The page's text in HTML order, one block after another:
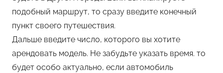
подобный маршрут, то сразу введите конечный
пункт своего путешествия.
Дальше введите число, которого вы хотите
арендовать модель. Не забудьте указать время. то
будет особо актуально, если автомобиль